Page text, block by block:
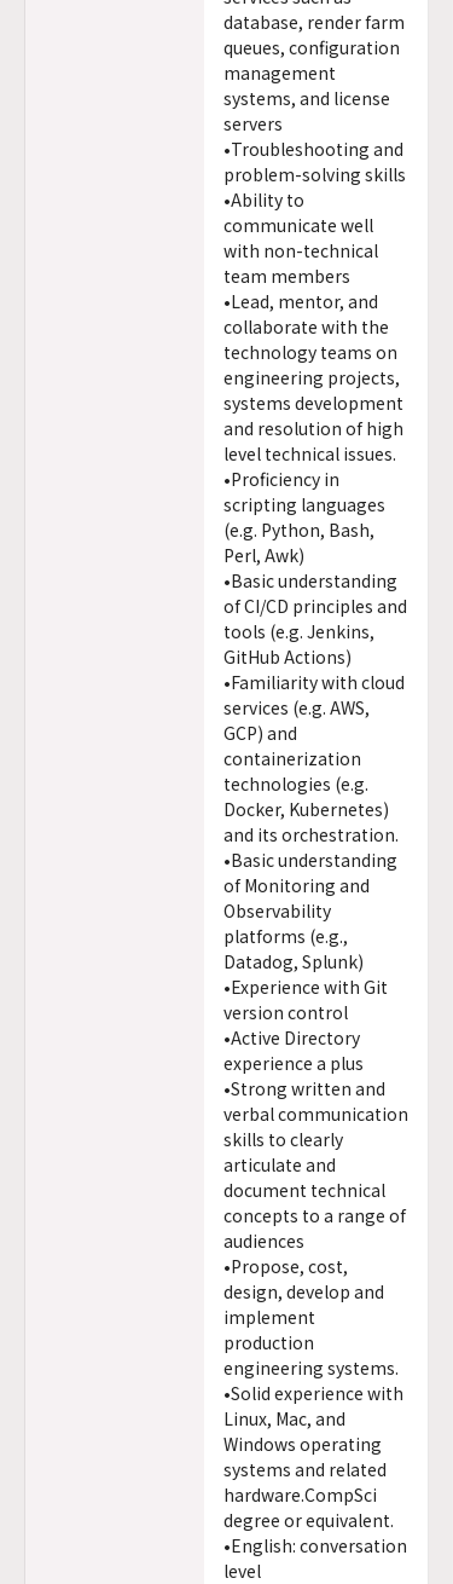
database, render farm
queues, configuration
management
systems, and license
servers
•Troubleshooting and
problem-solving skills
•Ability to
communicate well
with non-technical
team members
•Lead, mentor, and
collaborate with the
technology teams on
engineering projects,
systems development
and resolution of high
level technical issues.
•Proficiency in
scripting languages
(e.g. Python, Bash,
Perl, Awk)
•Basic understanding
of CI/CD principles and
tools (e.g. Jenkins,
GitHub Actions)
•Familiarity with cloud
services (e.g. AWS,
GCP) and
containerization
technologies (e.g.
Docker, Kubernetes)
and its orchestration.
•Basic understanding
of Monitoring and
Observability
platforms (e.g.,
Datadog, Splunk)
•Experience with Git
version control
•Active Directory
experience a plus
•Strong written and
verbal communication
skills to clearly
articulate and
document technical
concepts to a range of
audiences
•Propose, cost,
design, develop and
implement
production
engineering systems.
•Solid experience with
Linux, Mac, and
Windows operating
systems and related
hardware.CompSci
degree or equivalent.
•English: conversation
level